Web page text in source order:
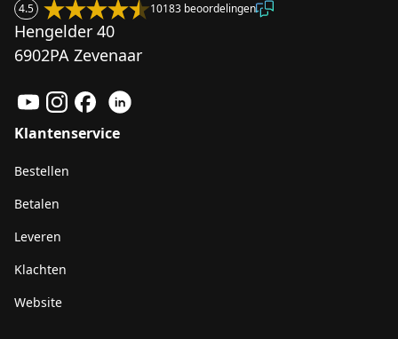
4.5 10183 beoordelingen
Hengelder 40
6902PA Zevenaar
Klantenservice
Bestellen
Betalen
Leveren
Klachten
Website